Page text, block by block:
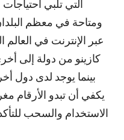
التي تلبي احتياجات
ومتاحة في معظم
عبر الإنترنت في العالم
كازينو من دولة إلى
بينما يوجد لدى دول
يكفي أن تبدو الأرقام
الاستخدام والسحب